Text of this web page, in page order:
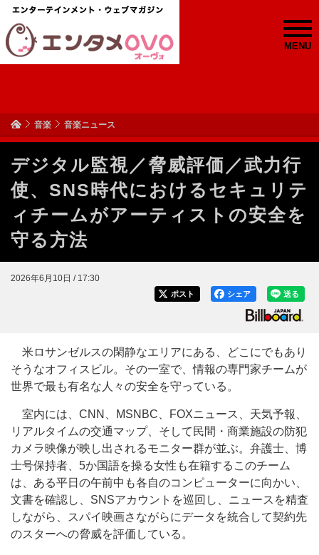
MENU
音楽 音楽ニュース
デジタル監視／脅威評価／武力行
使、SNS時代におけるセキュリテ
ィチームがアーティストの安全を
守る方法
2026年6月10日 / 17:30
送る
シェア
ポスト
米ロサンゼルスの閑静なエリアにある、どこにでもあり
そうなオフィスビル。その一室で、情報の専門家チームが
世界で最も有名な人々の安全を守っている。
室内には、CNN、MSNBC、FOXニュース、天気予報、
リアルタイムの交通マップ、そして民間・商業施設の防犯
カメラ映像が映し出されるモニター群が並ぶ。弁護士、博
士号保持者、5か国語を操る女性も在籍するこのチーム
は、ある平日の午前中も各自のコンピューターに向かい、
文書を確認し、SNSアカウントを巡回し、ニュースを精査
しながら、スパイ映画さながらにデータを統合して契約先
のスターへの脅威を評価している。